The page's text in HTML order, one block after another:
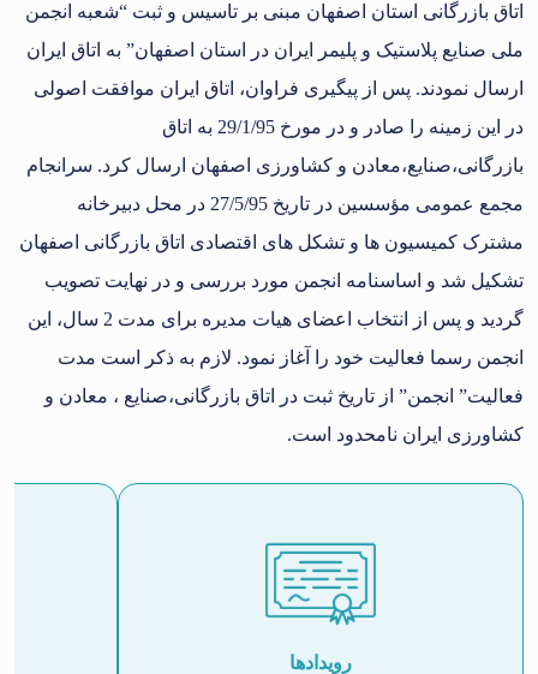
اتاق بازرگانی استان اصفهان مبنی بر تاسیس و ثبت “شعبه انجمن
ملی صنایع پلاستیک و پلیمر ایران در استان اصفهان” به اتاق ایران
ارسال نمودند. پس از پیگیری فراوان، اتاق ایران موافقت اصولی
در این زمینه را صادر و در مورخ 29/1/95 به اتاق
بازرگانی،صنایع،معادن و کشاورزی اصفهان ارسال کرد. سرانجام
مجمع عمومی مؤسسین در تاریخ 27/5/95 در محل دبیرخانه
مشترک کمیسیون ها و تشکل های اقتصادی اتاق بازرگانی اصفهان
تشکیل شد و اساسنامه انجمن مورد بررسی و در نهایت تصویب
گردید و پس از انتخاب اعضای هیات مدیره برای مدت 2 سال، این
انجمن رسما فعالیت خود را آغاز نمود. لازم به ذکر است مدت
فعالیت” انجمن” از تاریخ ثبت در اتاق بازرگانی،صنایع ، معادن و
کشاورزی ایران نامحدود است.
رویدادها